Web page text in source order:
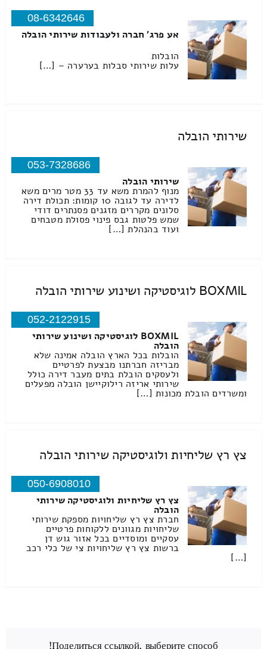
08-6342646
אע פרג' חברה ולעבודות שירותי הובלה
הובלות
עלות שירותי סבלות בערערה – […]
שירותי הובלה
053-7328686
שירותי הובלה
מנוף להמרת משא עד 33 מטר מרים משא
לדירה עד לגובה 10 קומות: תכולת דירה
סלונים מקררים מזגנים פסנתרים דודי
שמש פלטות גבס פינוי פסולת מטבחים
ועוד בהנהלת […]
BOXMIL לוגיסטיקה ושינוע שירותי הובלה
052-2122915
BOXMIL לוגיסטיקה ושינוע שירותי
הובלה
הובלות בכל הארץ הובלה אמינה שלא
מבריזה חברתנו מבצעת לפרטיים
ולעסקים הובלת בתים מעבר דירה כולל
שירותי אריזה רילוקיישן הובלה מפעלים
ומשרדים הובלת מכונות […]
צץ רץ שליחיות ולוגיסטיקה שירותי הובלה
050-6908010
צץ רץ שליחיות ולוגיסטיקה שירותי
הובלה
חברת צץ רץ שליחויות מספקת שירותי
שליחויות מגוונים ללקוחות פרטיים
עסקיים ומוסדיים בכל אזור גוש דן
ברשות צץ רץ שליחויות צי של כלי רכב
[…]
Поделиться ссылкой, выберите способ!